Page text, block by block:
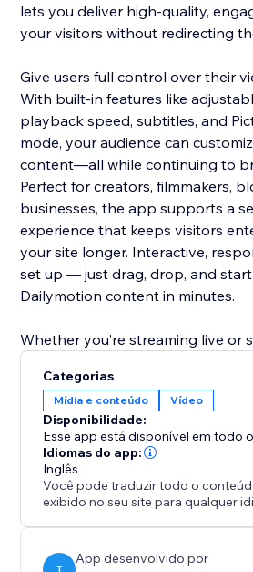
lets you deliver high-quality,
your visitors without redirecting
Give users full control over their
With built-in features like
playback speed, subtitles, and
mode, your audience can
content—all while continuing to
Perfect for creators, filmmakers,
businesses, the app supports a
experience that keeps visitors
your site longer. Interactive,
set up — just drag, drop, and
Dailymotion content in minutes.
Whether you’re streaming live or
gives your site a professional
zero coding required.
Categorias
Mídia e conteúdo Vídeo
Disponibilidade:
Esse app está disponível em todo
Idiomas do app:
Inglês
Você pode traduzir todo o
exibido no seu site para qualquer
T
App desenvolvido por